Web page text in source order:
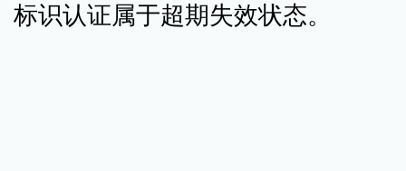
标识认证属于超期失效状态。